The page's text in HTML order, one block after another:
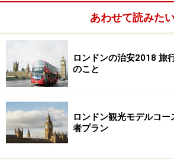
おもな観光地への入場料金は、
ロンドン塔……16ポンド（＝3680円）
ウエストミンスター寺院……10ポンド
セント・ポール大聖堂……9.50ポンド（
などなど。油断すると、あっ！とい
いく、オソロシイ街なのです。
あわせて読みた
ロンドンの治安2018 旅
のこと
ロンドン観光モデルコ
者プラン